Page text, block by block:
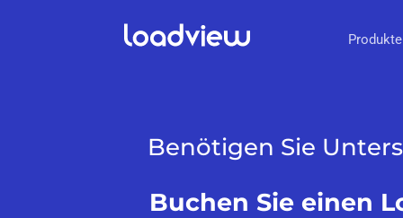
Produkte
Benötigen Sie
Buchen Sie einen